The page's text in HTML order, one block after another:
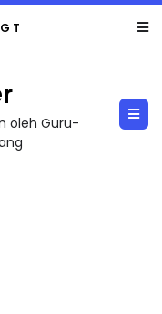
#...
oleh Guru-